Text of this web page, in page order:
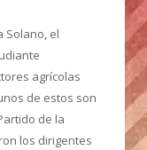
Solano, el
agrícolas
de estos son
de la
los dirigentes